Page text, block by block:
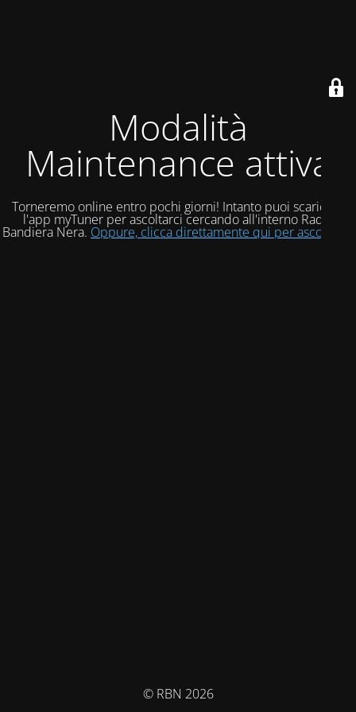
Modalità
Maintenance attiva
Torneremo online entro pochi giorni! Intanto puoi scaricare
l'app myTuner per ascoltarci cercando all'interno Radio
Bandiera Nera. Oppure, clicca direttamente qui per ascoltarci!
© RBN 2026